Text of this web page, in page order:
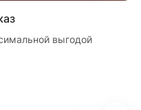
выгодой